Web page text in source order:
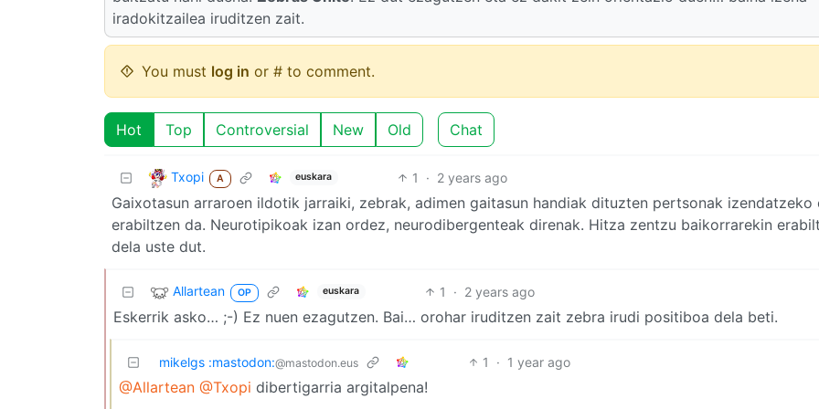
iradokitzailea iruditzen zait.
You must log in or # to comment.
Hot Top Controversial New Old Chat
Txopi A euskara 1 · 2 years ago
Gaixotasun arraroen ildotik jarraiki, zebrak, adimen gaitasun handiak dituzten pertsonak izendatzeko
erabiltzen da. Neurotipikoak izan ordez, neurodibergenteak direnak. Hitza zentzu baikorrarekin
dela uste dut.
Allartean OP euskara 1 · 2 years ago
Eskerrik asko… ;-) Ez nuen ezagutzen. Bai… orohar iruditzen zait zebra irudi positiboa dela beti.
mikelgs :mastodon:@mastodon.eus 1 · 1 year ago
@Allartean @Txopi dibertigarria argitalpena!